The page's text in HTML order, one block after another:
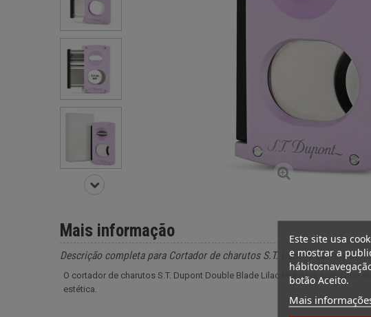
Este site usa
e mostrar a
botão Aceito.
Mais
Mais informação
Descrição completa para Cortador de charutos S.T. Dupont Lâmina
O cortador de charutos S.T. Dupont Double Blade Lilac Mat é um acessório
estética.